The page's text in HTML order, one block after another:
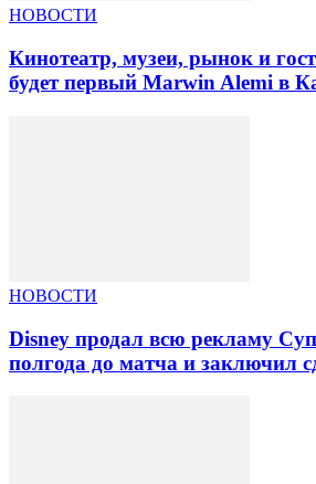
НОВОСТИ
Кинотеатр, музеи, рынок и
будет первый Marwin Alemi в
НОВОСТИ
Disney продал всю рекламу
полгода до матча и заключил